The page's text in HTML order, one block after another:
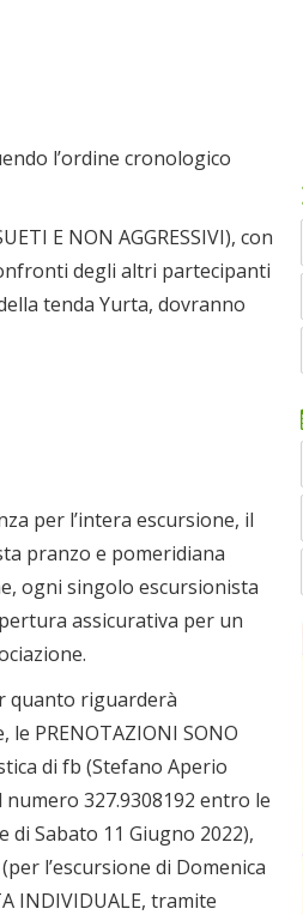
l’ordine cronologico
E NON AGGRESSIVI), con
degli altri partecipanti
tenda Yurta, dovranno
per l’intera escursione, il
pranzo e pomeridiana
ogni singolo escursionista
assicurativa per un
quanto riguarderà
PRENOTAZIONI SONO
di fb (Stefano Aperio
327.9308192 entro le
di Sabato 11 Giugno 2022),
l’escursione di Domenica
INDIVIDUALE, tramite